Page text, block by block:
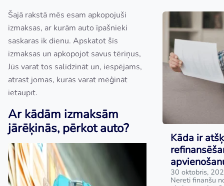
Šajā rakstā mēs esam apkopojuši
izmaksas, ar kurām auto īpašnieki
saskaras ik dienu. Apskatot šīs
izmaksas un apkopojot savus tēriņus,
Jūs varat tos salīdzināt un, iespējams,
atrast jomas, kurās varat mēģināt
ietaupīt.
Ar kādām izmaksām
jārēķinās, pērkot auto?
Kāda ir
30 oktobris,
Nereti finanšu